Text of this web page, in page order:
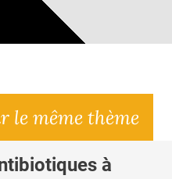
le même thème
à